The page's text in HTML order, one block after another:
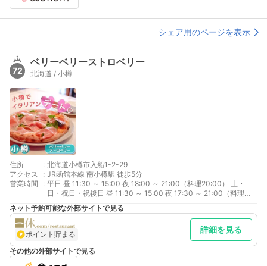
シェア用のページを表示
72
ベリーベリーストロベリー
北海道 / 小樽
住所 : 北海道小樽市入船1-2-29
アクセス
: JR函館本線 南小樽駅 徒歩5分
営業時間
: 平日 昼 11:30 ～ 15:00 夜 18:00 ～ 21:00（料理20:00） 土・
日・祝日・祝後日 昼 11:30 ～ 15:00 夜 17:30 ～ 21:00（料理
20:00）
ネット予約可能な外部サイトで見る
ポイント貯まる 詳細を見る
その他の外部サイトで見る